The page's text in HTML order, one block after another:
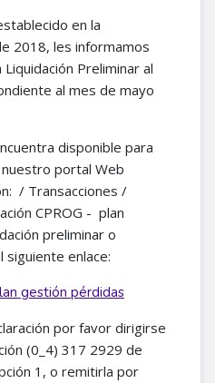
en la
2018, les informamos
Preliminar al
al mes de mayo
disponible para
portal Web
/ Transacciones /
CPROG - plan
preliminar o
enlace:
gestión pérdidas
por favor dirigirse
(0_4) 317 2929 de
1, o remitirla por